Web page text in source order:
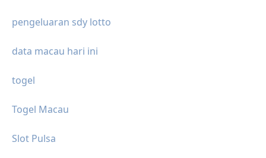
pengeluaran sdy lotto
data macau hari ini
togel
Togel Macau
Slot Pulsa